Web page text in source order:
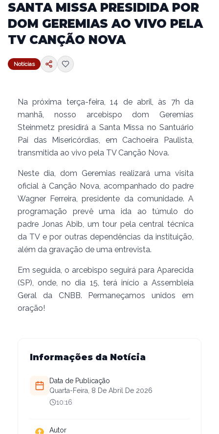
SANTA MISSA PRESIDIDA POR
DOM GEREMIAS AO VIVO PELA
TV CANÇÃO NOVA
Notícias
Na próxima terça-feira, 14 de abril, às 7h da
manhã, nosso arcebispo dom Geremias
Steinmetz presidirá a Santa Missa no Santuário
Pai das Misericórdias, em Cachoeira Paulista,
transmitida ao vivo pela TV Canção Nova.
Neste dia, dom Geremias realizará uma visita
oficial à Canção Nova, acompanhado do padre
Wagner Ferreira, presidente da comunidade. A
programação prevê uma ida ao túmulo do
padre Jonas Abib, um tour pela central técnica
da TV e por outras dependências da instituição,
além da gravação de uma entrevista.
Em seguida, o arcebispo seguirá para Aparecida
(SP), onde, no dia 15, terá início a Assembleia
Geral da CNBB. Permaneçamos unidos em
oração!
Informações da Notícia
Data de Publicação
Quarta-Feira, 8 De Abril De 2026
10:16
Autor